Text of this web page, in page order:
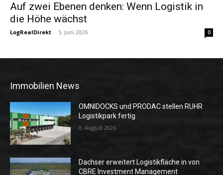
Auf zwei Ebenen denken: Wenn Logistik in
die Höhe wächst
LogRealDirekt - 5. Juni 2026 0
Immobilien News
OMNIDOCKS und PRODAC stellen RUHR
Logistikpark fertig
6. August 2026
Dachser erweitert Logistikfläche in von
CBRE Investment Management